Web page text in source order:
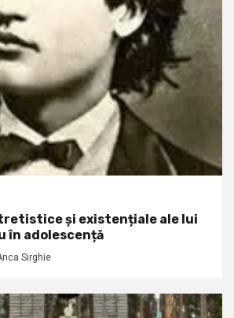
și existențiale ale lui
în adolescență
Sirghie